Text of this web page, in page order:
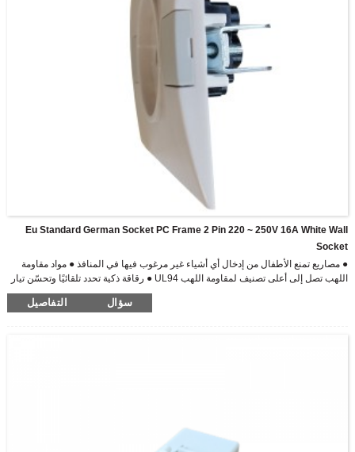
Eu Standard German Socket PC Frame 2 Pin 220 ~ 250V 16A White Wall
Socket
● مصاريع تمنع الأطفال من إدخال أي أشياء غير مرغوب فيها في المنافذ ● مواد مقاومة
اللهب تصل إلى أعلى تصنيف لمقاومة اللهب UL94 ● رقاقة ذكية تحدد تلقائيًا وتحسّن تيار
الشحن للأجهزة الإلكترونية الخاصة بك اختبار الجهد العالي 3000 فولت اختبار الجهد
العالي ● حماية ضد الجهد الزائد حماية حماية التيار الزائد للحماية من الحمل الزائد تحت
دائرة التيار المستمر ...
سؤال التفاصيل